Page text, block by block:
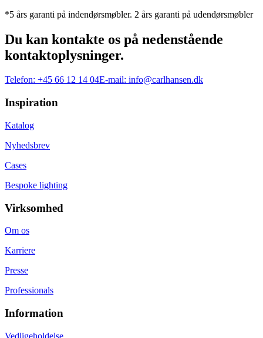
*5 års garanti på indendørsmøbler. 2 års garanti på udendørsmøbler
Du kan kontakte os på nedenstående
kontaktoplysninger.
Telefon: +45 66 12 14 04E-mail: info@carlhansen.dk
Inspiration
Katalog
Nyhedsbrev
Cases
Bespoke lighting
Virksomhed
Om os
Karriere
Presse
Professionals
Information
Vedligeholdelse